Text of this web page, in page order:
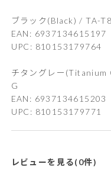
ブラック(Black) / TA-
EAN: 6937134615197
UPC: 810153179764
チタングレー
G
EAN: 6937134615203
UPC: 810153179771
レビューを見る(0件)